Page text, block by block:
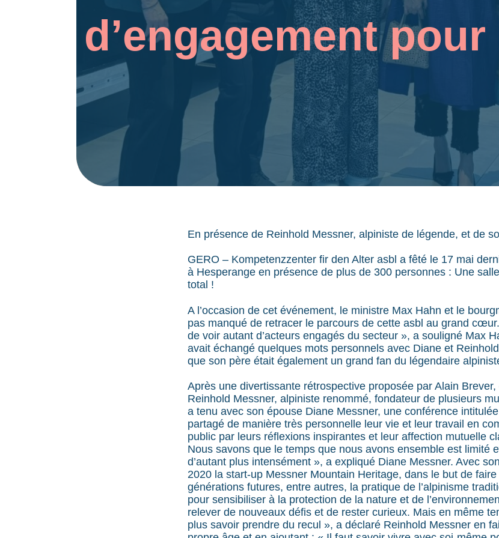
d’engagement
En présence de Reinhold Messner, alpiniste de légende, et de
GERO – Kompetenzzenter fir den Alter asbl a fêté le 17 mai
à Hesperange en présence de plus de 300 personnes : Une
total !
A l’occasion de cet événement, le ministre Max Hahn et le
pas manqué de retracer le parcours de cette asbl au grand
de voir autant d’acteurs engagés du secteur », a souligné Max
avait échangé quelques mots personnels avec Diane et
que son père était également un grand fan du légendaire
Après une divertissante rétrospective proposée par Alain
Reinhold Messner, alpiniste renommé, fondateur de plusieurs
a tenu avec son épouse Diane Messner, une conférence
partagé de manière très personnelle leur vie et leur travail en
public par leurs réflexions inspirantes et leur affection mutuelle
Nous savons que le temps que nous avons ensemble est limité
d’autant plus intensément », a expliqué Diane Messner. Avec
2020 la start-up Messner Mountain Heritage, dans le but de
générations futures, entre autres, la pratique de l’alpinisme
pour sensibiliser à la protection de la nature et de
relever de nouveaux défis et de rester curieux. Mais en même
plus savoir prendre du recul », a déclaré Reinhold Messner en